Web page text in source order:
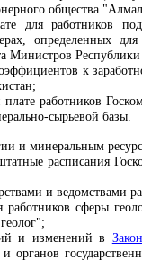
общества
для работников
определенных
Министров Республики
к
работников
сырьевой базы.
и минеральным
расписания
и ведомствами
сферы
и изменений в Закон
органов